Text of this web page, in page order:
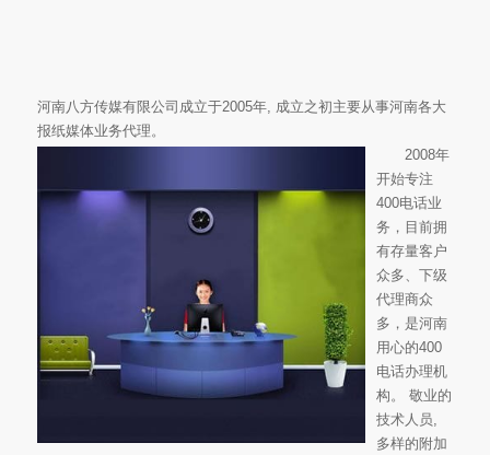
河南八方传媒有限公司成立于2005年, 成立之初主要从事河南各大
报纸媒体业务代理。
2008年
开始专注
400电话业
务，目前拥
有存量客户
众多、下级
代理商众
多，是河南
用心的400
电话办理机
构。 敬业的
技术人员,
多样的附加